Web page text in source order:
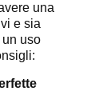
una
e sia
uso